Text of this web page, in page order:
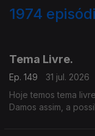
1974
Tema Livre.
Ep. 149
31 jul. 2026
Hoje temos tema
Damos assim, a